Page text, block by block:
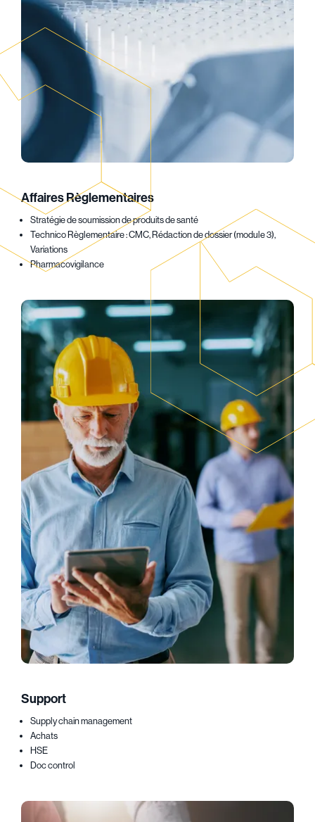
Affaires Règlementaires
Stratégie de soumission de produits de santé
Technico Règlementaire : CMC, Rédaction de dossier (module 3),
Variations
Pharmacovigilance
Support
Supply chain management
Achats
HSE
Doc control